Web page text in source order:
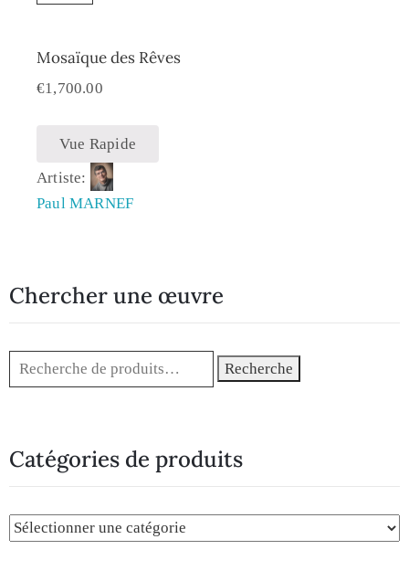
Mosaïque des Rêves
€1,700.00
Vue Rapide
Artiste:
Paul MARNEF
Chercher une œuvre
Recherche
Catégories de produits